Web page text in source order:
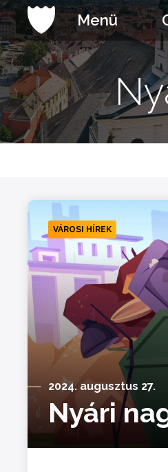
Ugrás
a
tartalomhoz
Menü
VÁROSI HÍREK
2024. augusztus 27.
Nyári